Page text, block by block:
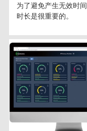
为了避免产生无效时
时长是很重要的。